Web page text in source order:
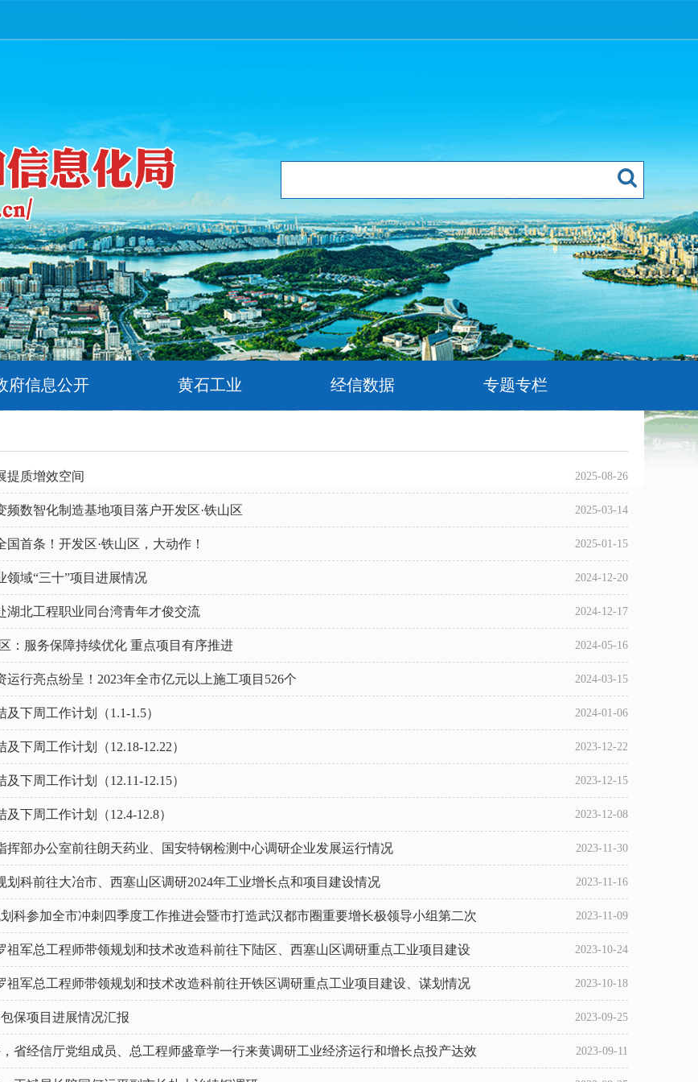
府信息公开 黄石工业 经信数据 专题专栏
2025-08-26
提质增效空间
2025-03-14
频数智化制造基地项目落户开发区·铁山区
2025-01-15
国首条！开发区·铁山区，大动作！
2024-12-20
领域“三十”项目进展情况
2024-12-17
湖北工程职业同台湾青年才俊交流
2024-05-16
：服务保障持续优化 重点项目有序推进
2024-03-15
运行亮点纷呈！2023年全市亿元以上施工项目526个
2024-01-06
下周工作计划（1.1-1.5）
2023-12-22
下周工作计划（12.18-12.22）
2023-12-15
下周工作计划（12.11-12.15）
2023-12-08
下周工作计划（12.4-12.8）
2023-11-30
挥部办公室前往朗天药业、国安特钢检测中心调研企业发展运行情况
2023-11-16
划科前往大冶市、西塞山区调研2024年工业增长点和项目建设情况
2023-11-09
科参加全市冲刺四季度工作推进会暨市打造武汉都市圈重要增长极领导小组第二次
2023-10-24
祖军总工程师带领规划和技术改造科前往下陆区、西塞山区调研重点工业项目建设
2023-10-18
祖军总工程师带领规划和技术改造科前往开铁区调研重点工业项目建设、谋划情况
2023-09-25
保项目进展情况汇报
2023-09-11
省经信厅党组成员、总工程师盛章学一行来黄调研工业经济运行和增长点投产达效